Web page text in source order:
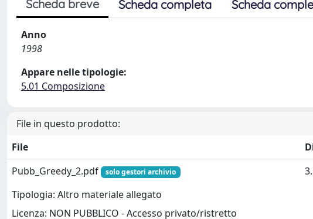
Scheda breve Scheda completa Scheda
Anno
1998
Appare nelle tipologie:
5.01 Composizione
File in questo prodotto:
File
Pubb_Greedy_2.pdf
solo gestori archivio
Tipologia: Altro materiale allegato
Licenza: NON PUBBLICO - Accesso privato/ristretto